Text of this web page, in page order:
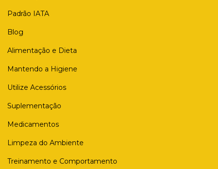
Padrão IATA
Blog
Alimentação e Dieta
Mantendo a Higiene
Utilize Acessórios
Suplementação
Medicamentos
Limpeza do Ambiente
Treinamento e Comportamento